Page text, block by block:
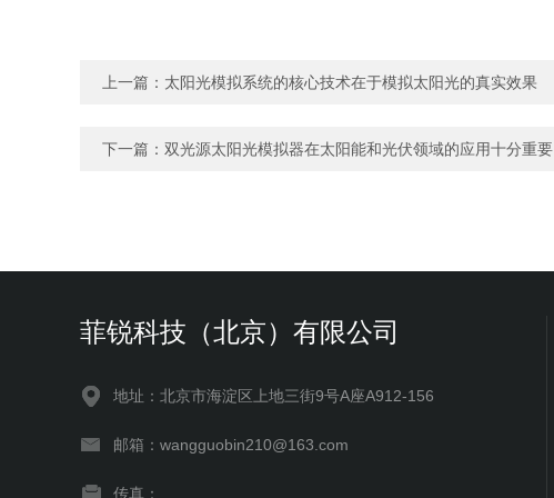
上一篇： 太阳光模拟系统的核心技术在于模拟太阳光的真实效果
下一篇： 双光源太阳光模拟器在太阳能和光伏领域的应用十分重要
菲锐科技（北京）有限公司
地址：北京市海淀区上地三街9号A座A912-156
邮箱：wangguobin210@163.com
传真：